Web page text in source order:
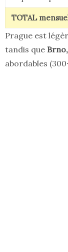
TOTAL
Prague est
tandis que
abordables